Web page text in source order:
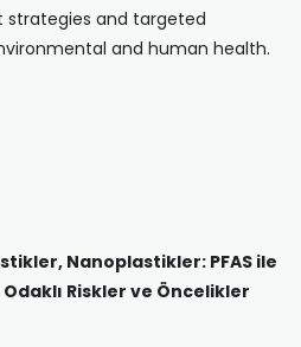
and targeted
and human health.
Nanoplastikler: PFAS ile
Riskler ve Öncelikler